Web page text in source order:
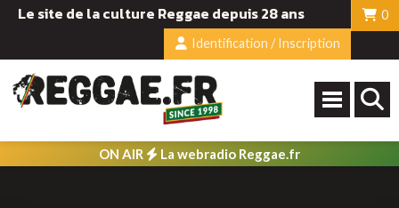
Le site de la culture Reggae depuis 28 ans
0
Identification / Inscription
ON AIR La webradio Reggae.fr